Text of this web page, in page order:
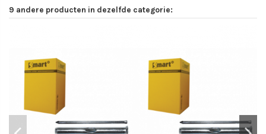
9 andere producten in dezelfde categorie: